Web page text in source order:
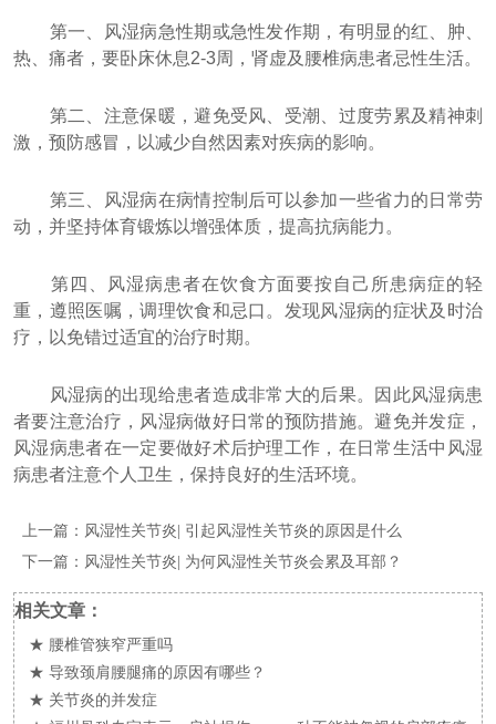
第一、风湿病急性期或急性发作期，有明显的红、肿、
热、痛者，要卧床休息2-3周，肾虚及腰椎病患者忌性生活。
第二、注意保暖，避免受风、受潮、过度劳累及精神刺
激，预防感冒，以减少自然因素对疾病的影响。
第三、风湿病在病情控制后可以参加一些省力的日常劳
动，并坚持体育锻炼以增强体质，提高抗病能力。
第四、风湿病患者在饮食方面要按自己所患病症的轻
重，遵照医嘱，调理饮食和忌口。发现风湿病的症状及时治
疗，以免错过适宜的治疗时期。
风湿病的出现给患者造成非常大的后果。因此风湿病患
者要注意治疗，风湿病做好日常的预防措施。避免并发症，
风湿病患者在一定要做好术后护理工作，在日常生活中风湿
病患者注意个人卫生，保持良好的生活环境。
上一篇： 风湿性关节炎| 引起风湿性关节炎的原因是什么
下一篇： 风湿性关节炎| 为何风湿性关节炎会累及耳部？
相关文章：
★ 腰椎管狭窄严重吗
★导致颈肩腰腿痛的原因有哪些？
★ 关节炎的并发症